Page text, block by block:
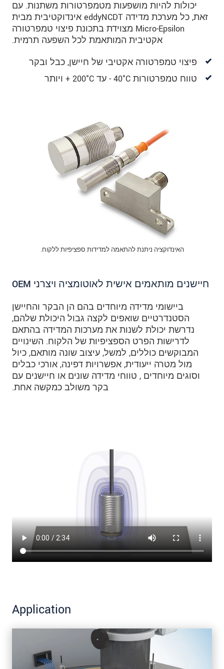
יכולות להיות מושפעות מטמפרטורות משתנות. עם
זאת, כל מערכת מדידה eddyNCDT אינדוקטיבית מבית
Micro-Epsilon מצוידת בתכונת פיצוי טמפרטורה
אקטיבית המותאמת לכל השפעה תרמית.
פיצוי טמפרטורה אקטיבי של חיישן, כבל ובקר
טווח טמפרטורות 40°C - עד 200°C + ויותר
חיישנים מותאמים אישית לאוטומציה ויצרני OEM
ביישומי מדידה מיוחדים בהם הן הבקר והחיישן
הסטנדרטיים שואפים לקצה גבול היכולת שלהם,
נדרשת יכולת לשנות את מערכות המדידה בהתאם
לדרישות הפרט הספציפיות של הלקוח. השינויים
המבוקשים כוללים, למשל, עיצוב שונה מותאם, כיול
מול מטרה ייעודית, אפשרויות דפינה, אורכי כבלים
וסוגים מיוחדים , טווחי מדידה שונים או חיישנים עם
בקר משולב כמקשה אחת.
האינדוקציה ניתנת להתאמה למדידות ספציפיות ללקוח.
Application